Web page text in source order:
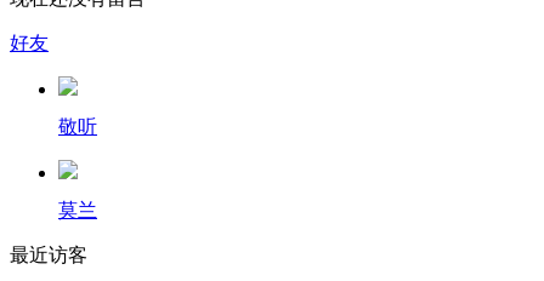
好友
敬听
莫兰
最近访客